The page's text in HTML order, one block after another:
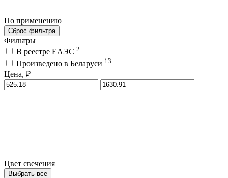
По применению
Сброс фильтра
Фильтры
В реестре ЕАЭС 2
Произведено в Беларуси 13
Цена, ₽
Цвет свечения
Выбрать все